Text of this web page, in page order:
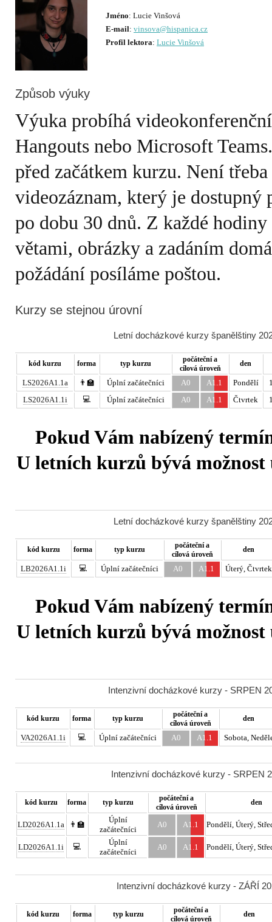
Jméno
E-mail: vinsova@hispanica.cz
Profil lektora: Lucie Vinšová
Způsob výuky
Výuka probíhá
Hangouts nebo Microsoft
před začátkem kurzu. Není
videozáznam, který je dostupný
po dobu 30 dnů. Z každé
větami, obrázky a zadáním
požádání posíláme poštou.
Kurzy se stejnou úrovní
Letní docházkové kurzy španělštiny
kód kurzu forma typ kurzu
počáteční a
cílová úroveň
den
LS2026A1.1a 👨‍🏫 Úplní začátečníci A0 A1.1 Pondělí
LS2026A1.1i
💻 Úplní začátečníci A0 A1.1 Čtvrtek
Pokud Vám nabízený
U letních kurzů bývá
Letní docházkové kurzy španělštiny
kód kurzu forma typ kurzu
počáteční a
cílová úroveň
den
LB2026A1.1i 💻 Úplní začátečníci A0 A1.1 Úterý, Čtvrtek
Pokud Vám nabízený
U letních kurzů bývá
Intenzivní docházkové kurzy - SRPEN
kód kurzu forma typ kurzu
počáteční a
cílová úroveň
den
VA2026A1.1i 💻 Úplní začátečníci A0 A1.1 Sobota,
Intenzivní docházkové kurzy - SRPEN
kód kurzu forma typ kurzu
počáteční a
cílová úroveň
den
LD2026A1.1a 👨‍🏫
Úplní
začátečníci
A0 A1.1 Pondělí, Úterý,
LD2026A1.1i 💻
Úplní
začátečníci
A0 A1.1 Pondělí, Úterý,
Intenzivní docházkové kurzy - ZÁŘÍ
kód kurzu forma typ kurzu
počáteční a
cílová úroveň
den